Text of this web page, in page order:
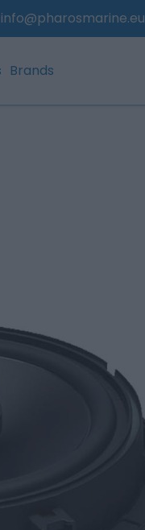
info@pharosmarine.eu
Brands